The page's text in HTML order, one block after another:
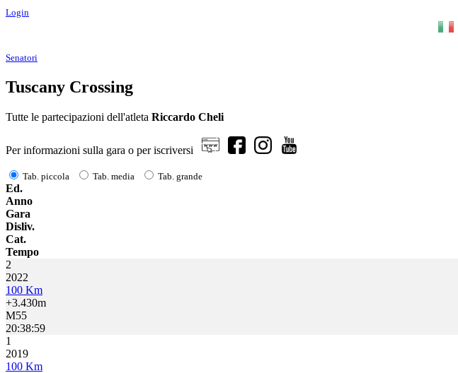
Login
Senatori
Tuscany Crossing
Tutte le partecipazioni dell'atleta Riccardo Cheli
Per informazioni sulla gara o per iscriversi
Tab. piccola Tab. media Tab. grande
Ed.
Anno
Gara
Disliv.
Cat.
Tempo
2
2022
100 Km
+3.430m
M55
20:38:59
1
2019
100 Km